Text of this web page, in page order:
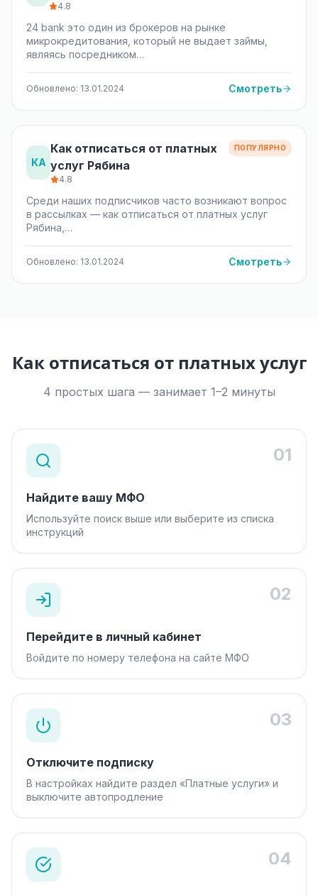
4.8
24 bank это один из брокеров на рынке
микрокредитования, который не выдает займы,
являясь посредником…
Обновлено: 13.01.2024 Смотреть
КА
Как отписаться от платных
услуг Рябина
4.8
ПОПУЛЯРНО
Среди наших подписчиков часто возникают вопрос
в рассылках — как отписаться от платных услуг
Рябина,…
Обновлено: 13.01.2024 Смотреть
Как отписаться от платных услуг
4 простых шага — занимает 1–2 минуты
01
Найдите вашу МФО
Используйте поиск выше или выберите из списка
инструкций
02
Перейдите в личный кабинет
Войдите по номеру телефона на сайте МФО
03
Отключите подписку
В настройках найдите раздел «Платные услуги» и
выключите автопродление
04